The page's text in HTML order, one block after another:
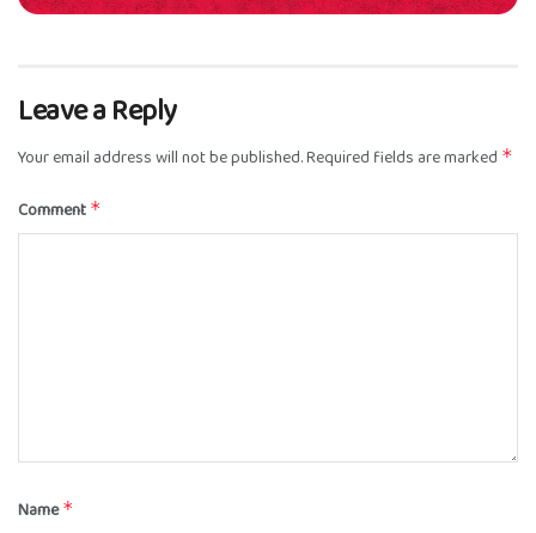
Leave a Reply
Your email address will not be published.Required fields are marked *
Comment *
Name*